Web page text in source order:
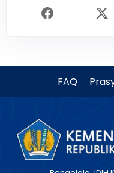
FAQ